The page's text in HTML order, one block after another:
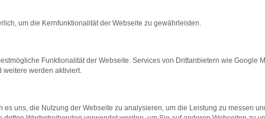
für Augsburg erhalten Sie im
für exzellente VW T-Cross Gebrauchtwagen Fahrzeuge
zu präsentieren, die höchste Standards in
geht. Erfahren Sie mehr über unsere beeindruckende VW T-
ist.
um die Kernfunktionalität der Webseite zu gewährleisten.
Funktionalität der Webseite. Services von Drittanbietern wie Google
weitere werden aktiviert.
es uns, die Nutzung der Webseite zu analysieren, um die Leistung zu messen